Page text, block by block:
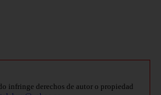
infringe derechos de autor o propiedad